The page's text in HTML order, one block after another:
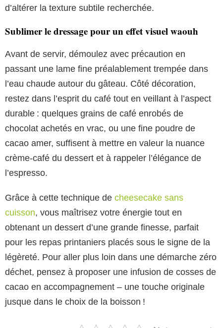
d’altérer la texture subtile recherchée.
Sublimer le dressage pour un effet visuel waouh
Avant de servir, démoulez avec précaution en
passant une lame fine préalablement trempée dans
l’eau chaude autour du gâteau. Côté décoration,
restez dans l’esprit du café tout en veillant à l’aspect
durable : quelques grains de café enrobés de
chocolat achetés en vrac, ou une fine poudre de
cacao amer, suffisent à mettre en valeur la nuance
crème-café du dessert et à rappeler l’élégance de
l’espresso.
Grâce à cette technique de cheesecake sans
cuisson, vous maîtrisez votre énergie tout en
obtenant un dessert d’une grande finesse, parfait
pour les repas printaniers placés sous le signe de la
légèreté. Pour aller plus loin dans une démarche zéro
déchet, pensez à proposer une infusion de cosses de
cacao en accompagnement – une touche originale
jusque dans le choix de la boisson !